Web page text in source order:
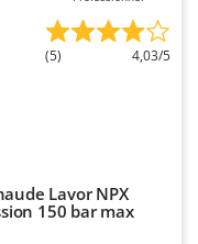
(5) 4,03/5
Lavor NPX
150 bar max